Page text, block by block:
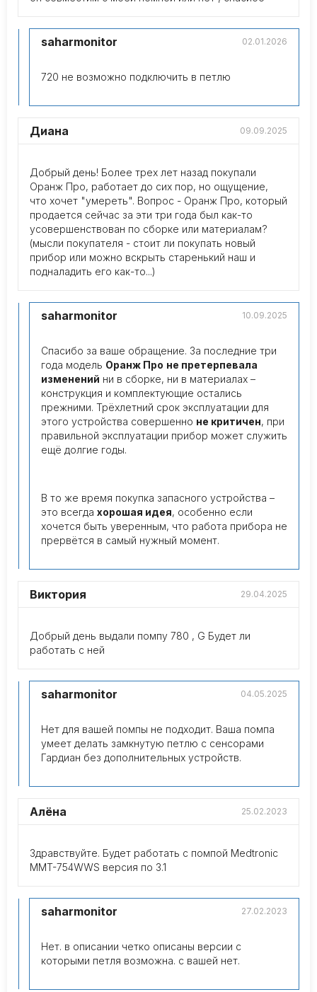
saharmonitor 02.01.2026
720 не возможно подключить в петлю
Диана 09.09.2025
Добрый день! Более трех лет назад покупали
Оранж Про, работает до сих пор, но ощущение,
что хочет "умереть". Вопрос - Оранж Про, который
продается сейчас за эти три года был как-то
усовершенствован по сборке или материалам?
(мысли покупателя - стоит ли покупать новый
прибор или можно вскрыть старенький наш и
подналадить его как-то...)
saharmonitor 10.09.2025
Спасибо за ваше обращение. За последние три
года модель Оранж Про не претерпевала
изменений ни в сборке, ни в материалах –
конструкция и комплектующие остались
прежними. Трёхлетний срок эксплуатации для
этого устройства совершенно не критичен, при
правильной эксплуатации прибор может служить
ещё долгие годы.
В то же время покупка запасного устройства –
это всегда хорошая идея, особенно если
хочется быть уверенным, что работа прибора не
прервётся в самый нужный момент.
Виктория 29.04.2025
Добрый день выдали помпу 780 , G Будет ли
работать с ней
saharmonitor 04.05.2025
Нет для вашей помпы не подходит. Ваша помпа
умеет делать замкнутую петлю с сенсорами
Гардиан без дополнительных устройств.
Алёна 25.02.2023
Здравствуйте. Будет работать с помпой Medtronic
MMT-754WWS версия по 3.1
saharmonitor 27.02.2023
Нет. в описании четко описаны версии с
которыми петля возможна. с вашей нет.